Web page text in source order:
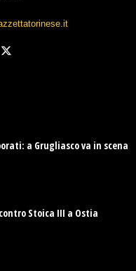
a Grugliasco va in scena
contro Stoica III a Ostia